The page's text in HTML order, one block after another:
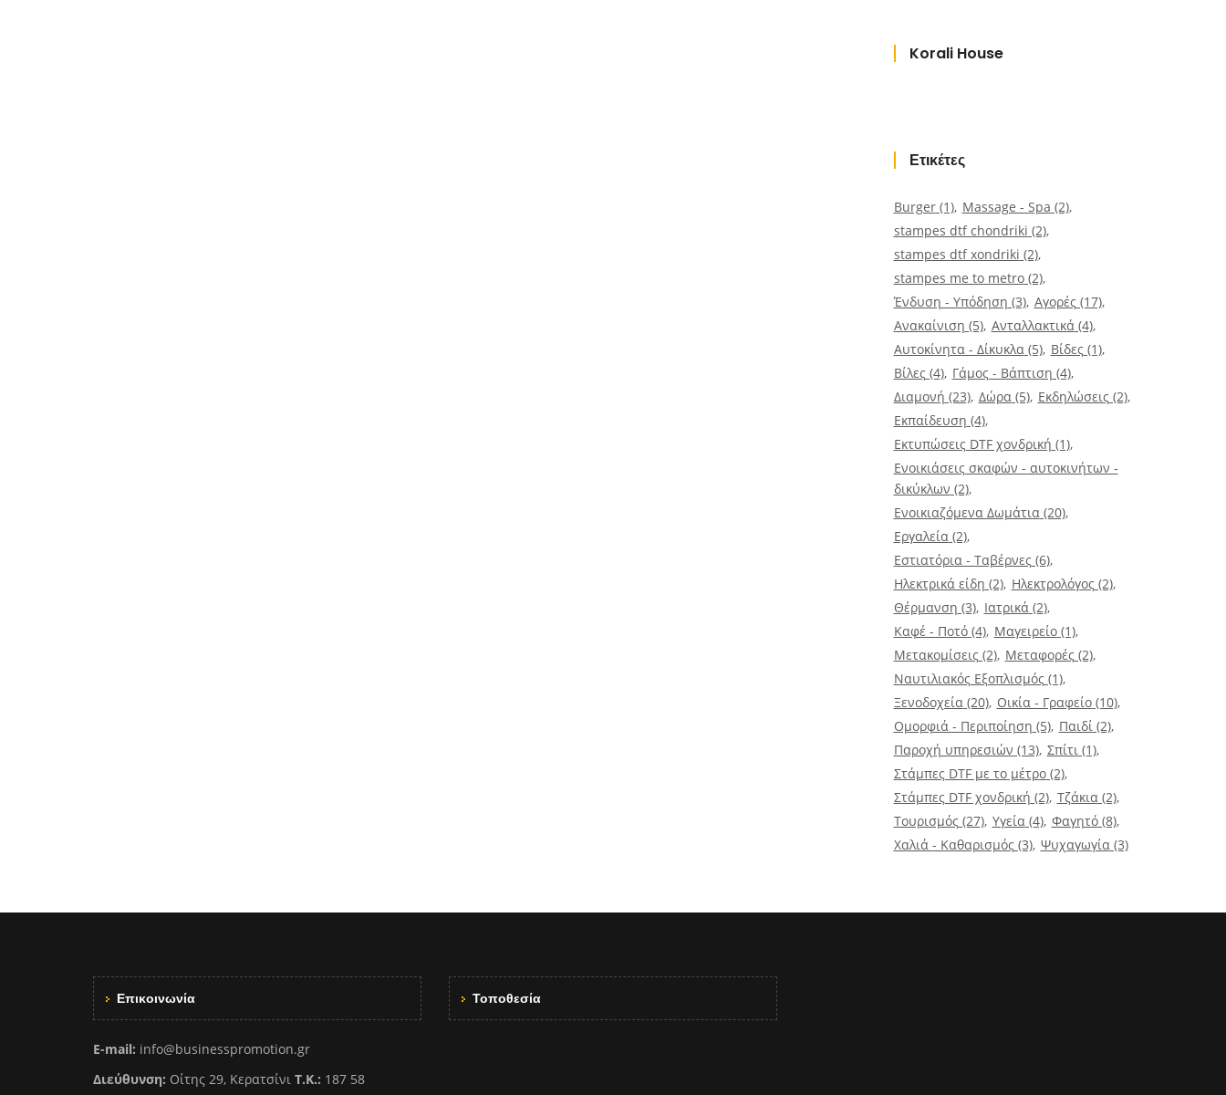
Korali House
Ετικέτες
Burger(1) Massage - Spa (2)
stampes dtf chondriki (2)
stampes dtf xondriki (2)
stampes me to metro(2)
Ένδυση - Υπόδηση (3) Αγορές(17)
Ανακαίνιση (5) Ανταλλακτικά (4)
Αυτοκίνητα - Δίκυκλα (5) Βίδες(1)
Βίλες(4) Γάμος - Βάπτιση (4)
Διαμονή (23) Δώρα (5) Εκδηλώσεις(2)
Εκπαίδευση (4)
Εκτυπώσεις DTF χονδρική (1)
Ενοικιάσεις σκαφών - αυτοκινήτων -
δικύκλων (2)
Ενοικιαζόμενα Δωμάτια (20)
Εργαλεία (2)
Εστιατόρια - Ταβέρνες(6)
Ηλεκτρικά είδη (2) Ηλεκτρολόγος(2)
Θέρμανση (3) Ιατρικά (2)
Καφέ - Ποτό(4) Μαγειρείο(1)
Μετακομίσεις(2) Μεταφορές(2)
Ναυτιλιακός Εξοπλισμός(1)
Ξενοδοχεία (20) Οικία - Γραφείο(10)
Ομορφιά - Περιποίηση (5) Παιδί (2)
Παροχή υπηρεσιών (13) Σπίτι (1)
Στάμπες DTF με το μέτρο(2)
Στάμπες DTF χονδρική (2) Τζάκια (2)
Τουρισμός(27) Υγεία (4) Φαγητό(8)
Χαλιά - Καθαρισμός(3) Ψυχαγωγία (3)
Επικοινωνία
E-mail: info@businesspromotion.gr
Διεύθυνση: Οίτης 29, Κερατσίνι Τ.Κ.: 187 58
Τοποθεσία